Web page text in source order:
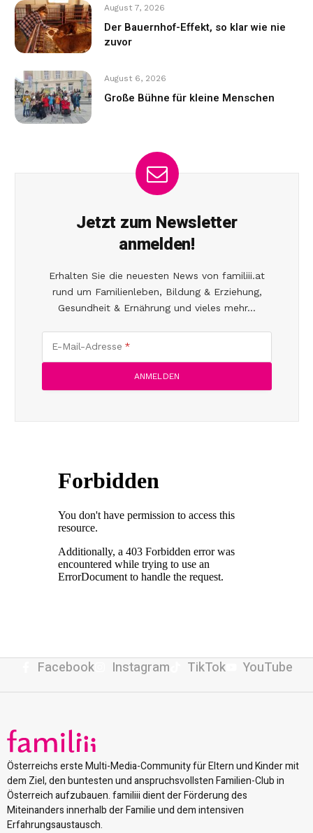
August 7, 2026
Der Bauernhof-Effekt, so klar wie nie
zuvor
August 6, 2026
Große Bühne für kleine Menschen
Jetzt zum Newsletter
anmelden!
Erhalten Sie die neuesten News von familiii.at
rund um Familienleben, Bildung & Erziehung,
Gesundheit & Ernährung und vieles mehr...
E-Mail-Adresse
Facebook Instagram TikTok YouTube
Österreichs erste Multi-Media-Community für Eltern und Kinder mit
dem Ziel, den buntesten und anspruchsvollsten Familien-Club in
Österreich aufzubauen. familiii dient der Förderung des
Miteinanders innerhalb der Familie und dem intensiven
Erfahrungsaustausch.